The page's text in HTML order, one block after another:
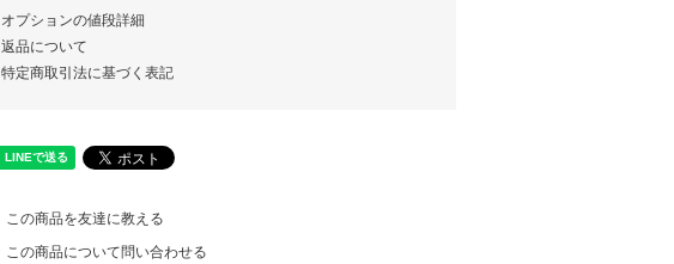
オプションの値段詳細
返品について
特定商取引法に基づく表記
この商品を友達に教える
この商品について問い合わせる